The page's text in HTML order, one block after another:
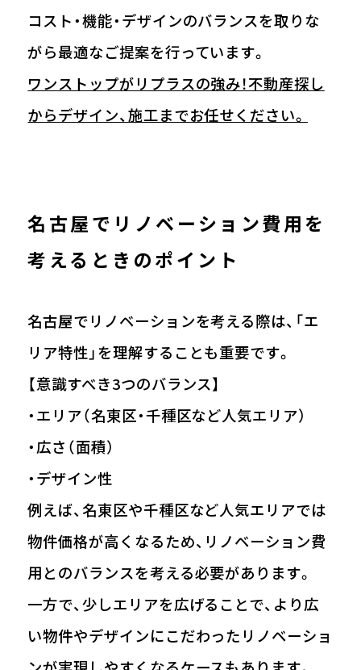
コスト・機能・デザインのバランスを取りな
がら最適なご提案を行っています。
ワンストップがリプラスの強み！不動産探し
からデザイン、施工までお任せください。
名古屋でリノベーション費用を
考えるときのポイント
名古屋でリノベーションを考える際は、「エ
リア特性」を理解することも重要です。
【意識すべき3つのバランス】
・エリア（名東区・千種区など人気エリア）
・広さ（面積）
・デザイン性
例えば、名東区や千種区など人気エリアでは
物件価格が高くなるため、リノベーション費
用とのバランスを考える必要があります。
一方で、少しエリアを広げることで、より広
い物件やデザインにこだわったリノベーショ